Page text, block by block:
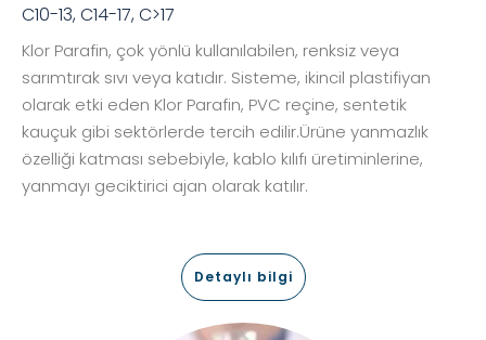
C10-13, C14-17, C>17
Klor Parafin, çok yönlü kullanılabilen, renksiz veya
sarımtırak sıvı veya katıdır. Sisteme, ikincil plastifiyan
olarak etki eden Klor Parafin, PVC reçine, sentetik
kauçuk gibi sektörlerde tercih edilir.Ürüne yanmazlık
özelliği katması sebebiyle, kablo kılıfı üretiminlerine,
yanmayı geciktirici ajan olarak katılır.
Detaylı bilgi